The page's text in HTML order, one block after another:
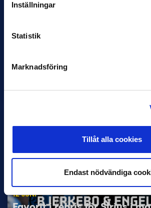
Inställningar
Statistik
Marknadsföring
Tillåt alla cookies
Endast nödvändiga
Helstrup ny tränare i Malmö
12 JUNI